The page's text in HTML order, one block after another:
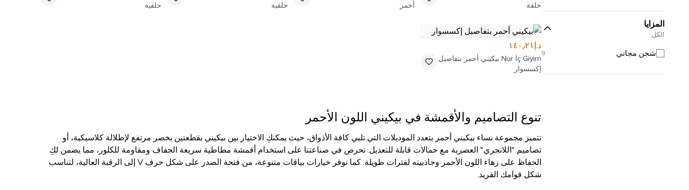
المزايا
الكل
شحن مجاني 9
حلقة
أحمر
حلقية
حلقية
د.إ١٤٠٫٢١
Nur İç Giyim بيكيني أحمر بتفاصيل
إكسسوار
تنوع التصاميم والأقمشة في بيكيني اللون الأحمر
تتميز مجموعة نساء بيكيني أحمر بتعدد الموديلات التي تلبي كافة الأذواق، حيث يمكنكِ الاختيار بين بيكيني بقطعتين بخصر مرتفع لإطلالة كلاسيكية، أو
تصاميم "اللانجري" العصرية مع حمالات قابلة للتعديل. نحرص في صناعتنا على استخدام أقمشة مطاطية سريعة الجفاف ومقاومة للكلور، مما يضمن لكِ
الحفاظ على زهاء اللون الأحمر وجاذبيته لفترات طويلة. كما نوفر خيارات بياقات متنوعة، من فتحة الصدر على شكل حرف V إلى الرقبة العالية، لتناسب
شكل قوامك الفريد.